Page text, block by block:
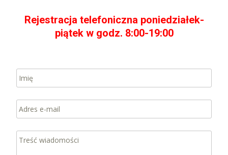
Rejestracja telefoniczna poniedziałek-
piątek w godz. 8:00-19:00